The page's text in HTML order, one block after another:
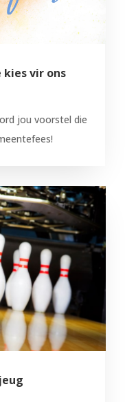
kies vir ons
jou voorstel die